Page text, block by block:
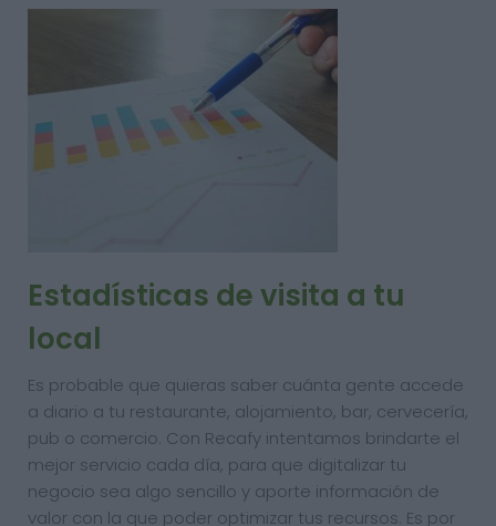
Estadísticas de visita a tu
local
Es probable que quieras saber cuánta gente accede
a diario a tu restaurante, alojamiento, bar, cervecería,
pub o comercio. Con Recafy intentamos brindarte el
mejor servicio cada día, para que digitalizar tu
negocio sea algo sencillo y aporte información de
valor con la que poder optimizar tus recursos. Es por